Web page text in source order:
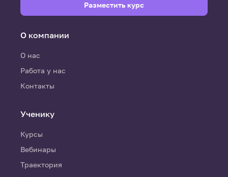
О компании
О нас
Работа у нас
Контакты
Ученику
Курсы
Вебинары
Траектория
Разместить курс